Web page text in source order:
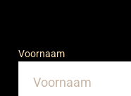
Voornaam